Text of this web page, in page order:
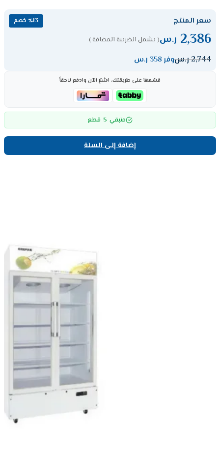
سعر المنتج ٪13 خصم
2,386 ر.س( يشمل الضريبة المضافة )
2,744ر.سوفر 358 ر.س
قسّمها على طريقتك، اشترِ الآن وادفع لاحقاً
متبقي 5 قطع
إضافة إلى السلة